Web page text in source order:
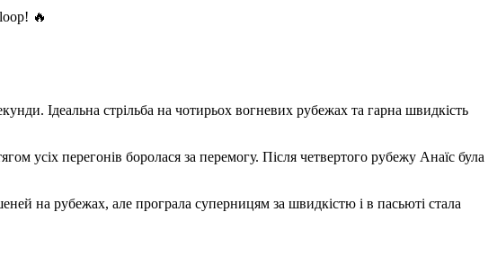
🔥
Ідеальна стрільба на чотирьох вогневих рубежах та гарна швидкість
усіх перегонів боролася за перемогу. Після четвертого рубежу Анаїс була
на рубежах, але програла суперницям за швидкістю і в пасьюті стала